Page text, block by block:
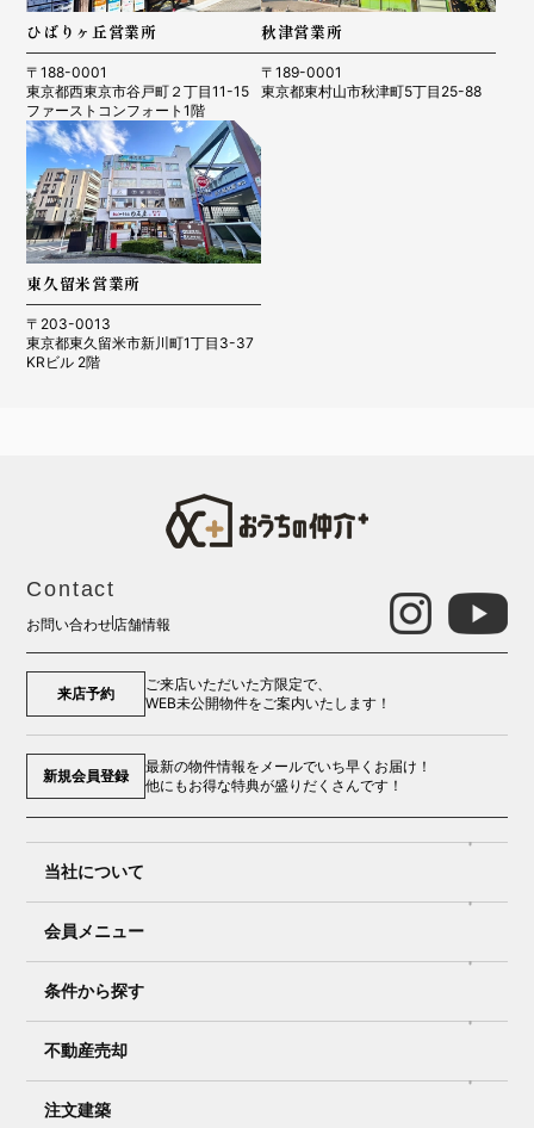
ひばりヶ丘営業所
〒188-0001
東京都西東京市谷戸町２丁目11-15
ファーストコンフォート1階
秋津営業所
〒189-0001
東京都東村山市秋津町5丁目25-88
東久留米営業所
〒203-0013
東京都東久留米市新川町1丁目3-37
KRビル 2階
Contact
お問い合わせ 店舗情報
来店予約
ご来店いただいた方限定で、
WEB未公開物件をご案内いたします！
新規会員登録
最新の物件情報をメールでいち早くお届け！
他にもお得な特典が盛りだくさんです！
当社について
会員メニュー
条件から探す
不動産売却
注文建築